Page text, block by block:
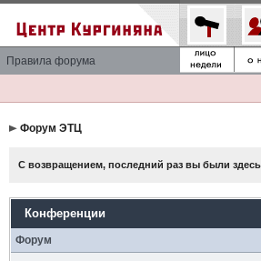
Правила форума
Форум ЭТЦ
С возвращением, последний раз вы были
Конференции
Форум